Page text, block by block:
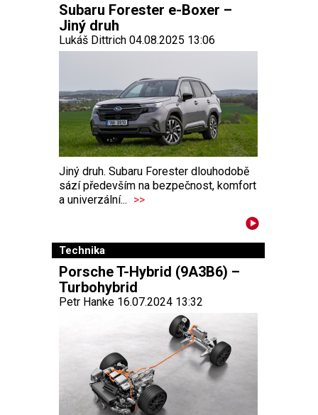
Subaru Forester e-Boxer –
Jiný druh
Lukáš Dittrich 04.08.2025 13:06
Jiný druh. Subaru Forester dlouhodobě
sází především na bezpečnost, komfort
a univerzální... >>
Technika
Porsche T-Hybrid (9A3B6) –
Turbohybrid
Petr Hanke 16.07.2024 13:32